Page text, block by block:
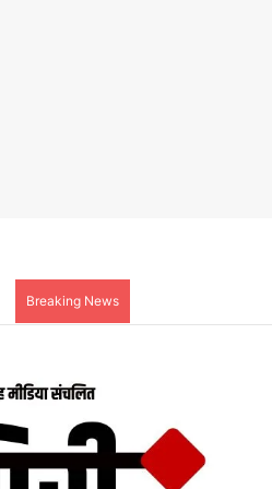
Breaking News